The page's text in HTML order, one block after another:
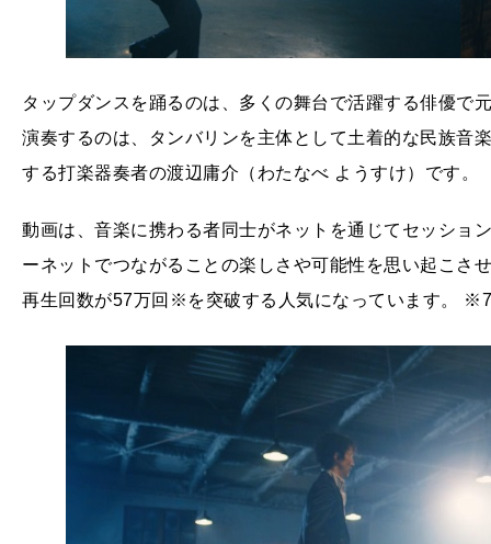
タップダンスを踊るのは、多くの舞台で活躍する俳優で
演奏するのは、タンバリンを主体として土着的な民族音
する打楽器奏者の渡辺庸介（わたなべ ようすけ）です。
動画は、音楽に携わる者同士がネットを通じてセッショ
ーネットでつながることの楽しさや可能性を思い起こさ
再生回数が57万回※を突破する人気になっています。